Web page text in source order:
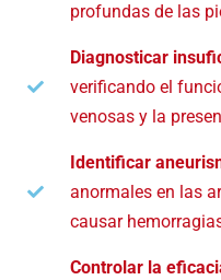
profundas de las
Diagnosticar
verificando el
venosas y la
Identificar
anormales en las
causar
Controlar la